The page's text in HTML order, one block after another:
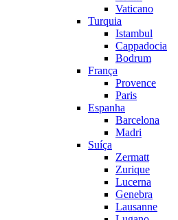
Vaticano
Turquia
Istambul
Cappadocia
Bodrum
França
Provence
Paris
Espanha
Barcelona
Madri
Suíça
Zermatt
Zurique
Lucerna
Genebra
Lausanne